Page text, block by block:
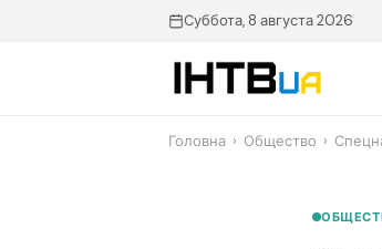
Суббота, 8 августа 2026
Головна › Общество ›